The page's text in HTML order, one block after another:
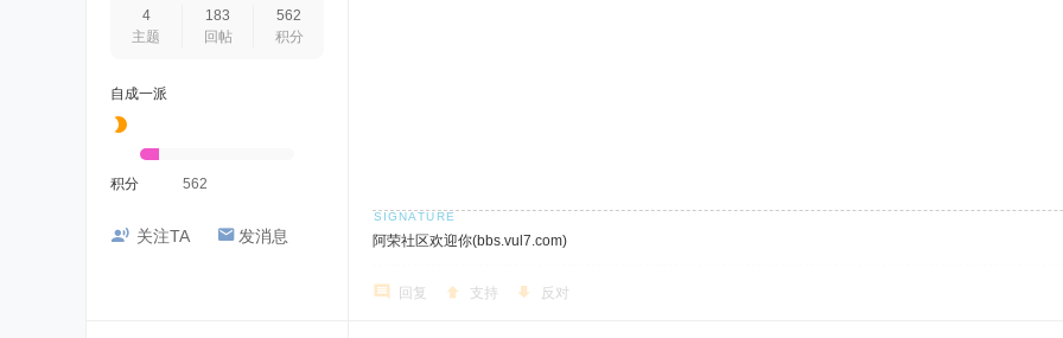
4
主题
183
回帖
562
积分
自成一派
积分 562
关注TA 发消息 阿荣社区欢迎你(bbs.vul7.com)
回复 支持 反对